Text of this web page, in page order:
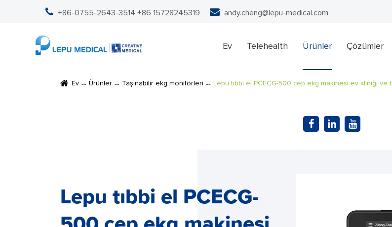
+86-0755-2643-3514 +86 15728245319 andy.cheng@lepu-medical.com
Ev Telehealth Ürünler Çözümler
Ev Ürünler Taşınabilir ekg monitörleri Lepu tıbbi el PCECG-500 cep ekg makinesi ev kliniği ve
Lepu tıbbi el PCECG-